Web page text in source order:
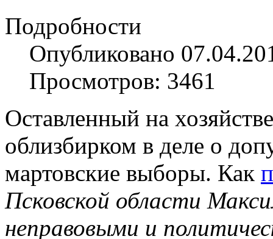
Подробности
Опубликовано
Просмотров: 3461
Оставленный на
облизбирком в деле о
мартовские выборы. Как
Псковской области
неправовыми и